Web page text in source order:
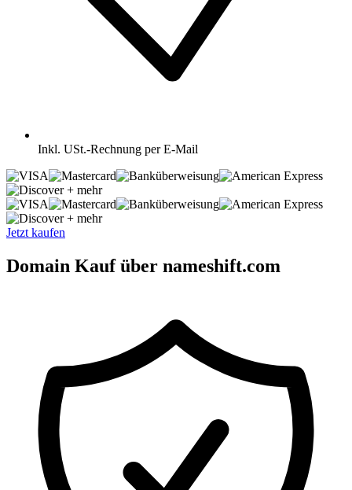
Inkl. USt.-Rechnung per E-Mail
+ mehr
+ mehr
Jetzt kaufen
Domain Kauf über nameshift.com